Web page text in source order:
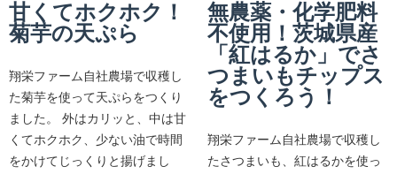
甘くてホクホク！
菊芋の天ぷら
翔栄ファーム自社農場で収穫し
た菊芋を使って天ぷらをつくり
ました。 外はカリッと、中は甘
くてホクホク、少ない油で時間
をかけてじっくりと揚げまし
無農薬・化学肥料
不使用！茨城県産
「紅はるか」でさ
つまいもチップス
をつくろう！
翔栄ファーム自社農場で収穫し
たさつまいも、紅はるかを使っ